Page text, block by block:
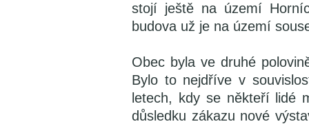
stojí ještě na území
budova už je na území
Obec byla ve druhé
Bylo to nejdříve v
letech, kdy se někteří lidé
důsledku zákazu nové